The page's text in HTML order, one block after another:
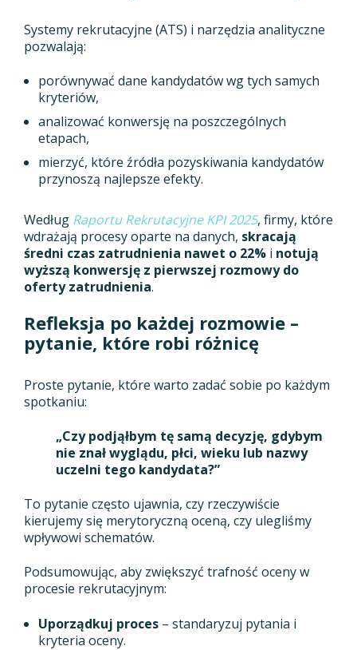
Systemy rekrutacyjne (ATS) i narzędzia analityczne
pozwalają:
porównywać dane kandydatów wg tych samych
kryteriów,
analizować konwersję na poszczególnych
etapach,
mierzyć, które źródła pozyskiwania kandydatów
przynoszą najlepsze efekty.
Według Raportu Rekrutacyjne KPI 2025, firmy, które
wdrażają procesy oparte na danych, skracają
średni czas zatrudnienia nawet o 22% i notują
wyższą konwersję z pierwszej rozmowy do
oferty zatrudnienia.
Refleksja po każdej rozmowie –
pytanie, które robi różnicę
Proste pytanie, które warto zadać sobie po każdym
spotkaniu:
„Czy podjąłbym tę samą decyzję, gdybym
nie znał wyglądu, płci, wieku lub nazwy
uczelni tego kandydata?”
To pytanie często ujawnia, czy rzeczywiście
kierujemy się merytoryczną oceną, czy ulegliśmy
wpływowi schematów.
Podsumowując, aby zwiększyć trafność oceny w
procesie rekrutacyjnym:
Uporządkuj proces– standaryzuj pytania i
kryteria oceny.